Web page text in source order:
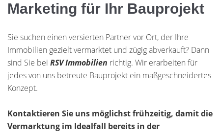
Marketing für Ihr Bauprojekt
Sie suchen einen versierten Partner vor Ort, der Ihre
Immobilien gezielt vermarktet und zügig abverkauft? Dann
sind Sie bei RSV Immobilien richtig. Wir erarbeiten für
jedes von uns betreute Bauprojekt ein maßgeschneidertes
Konzept.
Kontaktieren Sie uns möglichst frühzeitig, damit die
Vermarktung im Idealfall bereits in der